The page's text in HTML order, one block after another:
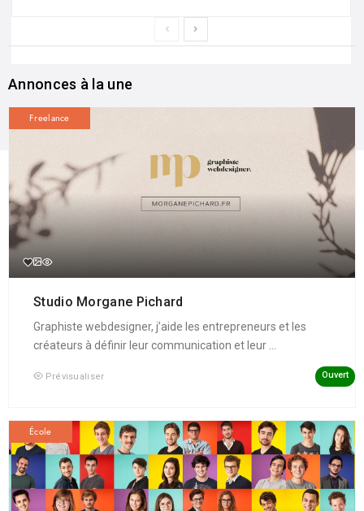
Annonces à la une
Freelance
Studio Morgane Pichard
Graphiste webdesigner, j’aide les entrepreneurs et les
créateurs à définir leur communication et leur ...
Prévisualiser Ouvert
École